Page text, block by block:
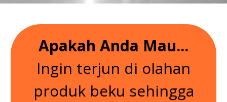
Apakah Anda Mau...
Ingin terjun di olahan
produk beku sehingga